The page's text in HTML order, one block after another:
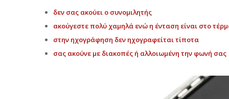
δεν σας ακούει ο συνομιλητής
ακούγεστε πολύ χαμηλά ενώ η ένταση είναι στο
στην ηχογράφηση δεν ηχογραφείται τίποτα
σας ακούνε με διακοπές ή αλλοιωμένη την φωνή σας